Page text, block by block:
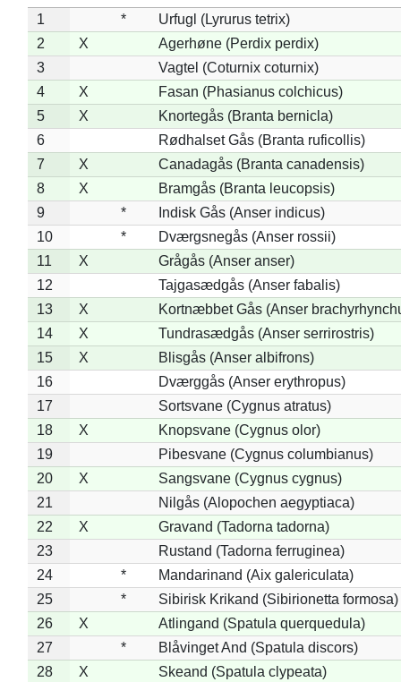
1 *
Urfugl (Lyrurus tetrix)
2
X
Agerhøne (Perdix perdix)
3
Vagtel (Coturnix coturnix)
4
X
Fasan (Phasianus colchicus)
5
X
Knortegås (Branta bernicla)
6
Rødhalset Gås (Branta ruficollis)
7
X
Canadagås (Branta canadensis)
8
X
Bramgås (Branta leucopsis)
9
*
Indisk Gås (Anser indicus)
10
*
Dværgsnegås (Anser rossii)
11
X
Grågås (Anser anser)
12
Tajgasædgås (Anser fabalis)
13
X
Kortnæbbet Gås (Anser
14
X
Tundrasædgås (Anser serrirostris)
15
X
Blisgås (Anser albifrons)
16
Dværggås (Anser erythropus)
17
Sortsvane (Cygnus atratus)
18
X
Knopsvane (Cygnus olor)
19
Pibesvane (Cygnus columbianus)
20
X
Sangsvane (Cygnus cygnus)
21
Nilgås (Alopochen aegyptiaca)
22
X
Gravand (Tadorna tadorna)
23
Rustand (Tadorna ferruginea)
24
*
Mandarinand (Aix galericulata)
25
*
Sibirisk Krikand (Sibirionetta formosa)
26
X
Atlingand (Spatula querquedula)
27
*
Blåvinget And (Spatula discors)
28
X
Skeand (Spatula clypeata)